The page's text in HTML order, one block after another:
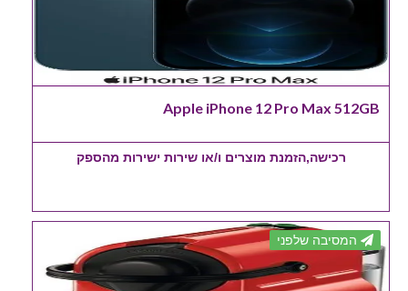
Apple iPhone 12 Pro Max 512GB
רכישה,הזמנת מוצרים ו/או שירות ישירות מהספק
המסיבה שלפני